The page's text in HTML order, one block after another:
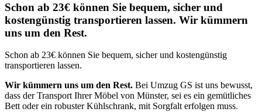
Schon ab 23€ können Sie bequem, sicher und
kostengünstig transportieren lassen. Wir kümmern
uns um den Rest.
Schon ab 23€ können Sie bequem, sicher und kostengünstig
transportieren lassen.
Wir kümmern uns um den Rest. Bei Umzug GS ist uns bewusst,
dass der Transport Ihrer Möbel von Münster, sei es ein gemütliches
Bett oder ein robuster Kühlschrank, mit Sorgfalt erfolgen muss.